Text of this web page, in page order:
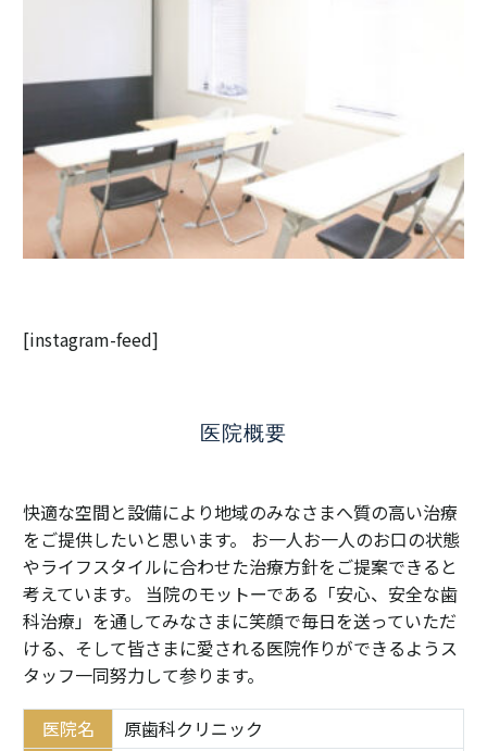
[instagram-feed]
医院概要
快適な空間と設備により地域のみなさまへ質の高い治療
をご提供したいと思います。 お一人お一人のお口の状態
やライフスタイルに合わせた治療方針をご提案できると
考えています。 当院のモットーである「安心、安全な歯
科治療」を通してみなさまに笑顔で毎日を送っていただ
ける、そして皆さまに愛される医院作りができるようス
タッフ一同努力して参ります。
医院名 原歯科クリニック